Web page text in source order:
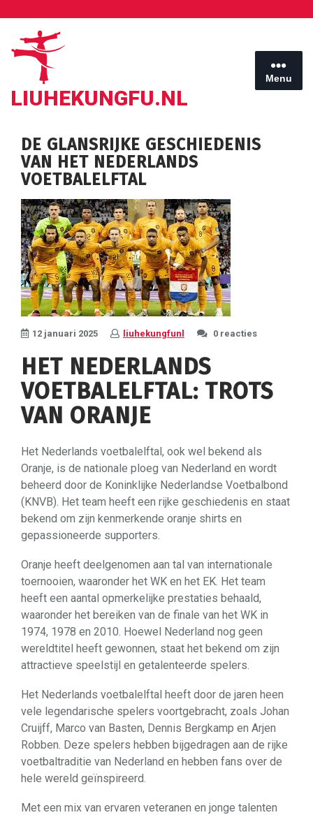
inhoud
LIUHEKUNGFU.NL
Menu
DE GLANSRIJKE GESCHIEDENIS
VAN HET NEDERLANDS
VOETBALELFTAL
12 januari 2025 liuhekungfunl 0 reacties
HET NEDERLANDS
VOETBALELFTAL: TROTS
VAN ORANJE
Het Nederlands voetbalelftal, ook wel bekend als
Oranje, is de nationale ploeg van Nederland en wordt
beheerd door de Koninklijke Nederlandse Voetbalbond
(KNVB). Het team heeft een rijke geschiedenis en staat
bekend om zijn kenmerkende oranje shirts en
gepassioneerde supporters.
Oranje heeft deelgenomen aan tal van internationale
toernooien, waaronder het WK en het EK. Het team
heeft een aantal opmerkelijke prestaties behaald,
waaronder het bereiken van de finale van het WK in
1974, 1978 en 2010. Hoewel Nederland nog geen
wereldtitel heeft gewonnen, staat het bekend om zijn
attractieve speelstijl en getalenteerde spelers.
Het Nederlands voetbalelftal heeft door de jaren heen
vele legendarische spelers voortgebracht, zoals Johan
Cruijff, Marco van Basten, Dennis Bergkamp en Arjen
Robben. Deze spelers hebben bijgedragen aan de rijke
voetbaltraditie van Nederland en hebben fans over de
hele wereld geïnspireerd.
Met een mix van ervaren veteranen en jonge talenten